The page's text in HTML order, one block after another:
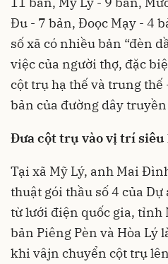
Đu - 7 bản, Đoọc Mạy - 4
số xã có nhiều bản “đèn
việc của người thợ, đặc
cột trụ hạ thế và trung
bản của đường dây
Đưa cột trụ vào vị trí siêu
Tại xã Mỹ Lý, anh Mai
thuật gói thầu số 4 của
từ lưới điện quốc gia, tỉnh
bản Piêng Pèn và Hòa Lý
khi vâjn chuyển cột trụ